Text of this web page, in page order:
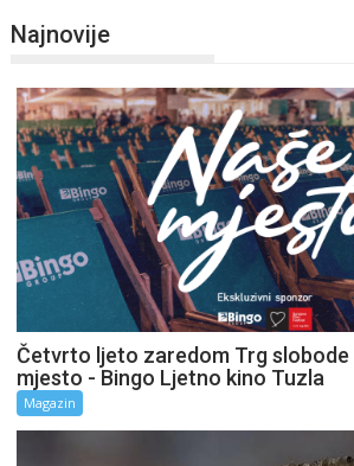
Najnovije
Četvrto ljeto zaredom Trg slobode
mjesto - Bingo Ljetno kino Tuzla
Magazin